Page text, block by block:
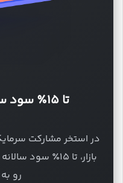
تا ۱۵٪ سود سالانه، بدون معامله
در استخر مشارکت
بازار، تا ۱۵٪
رو